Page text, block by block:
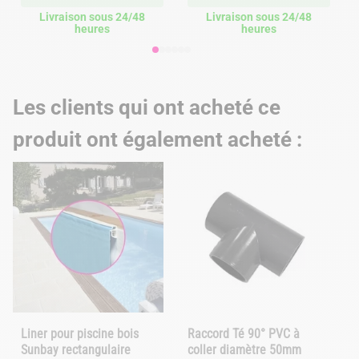
Livraison sous 24/48
heures
Livraison sous 24/48
heures
Les clients qui ont acheté ce
produit ont également acheté :
Liner pour piscine bois
Sunbay rectangulaire
Raccord Té 90° PVC à
coller diamètre 50mm